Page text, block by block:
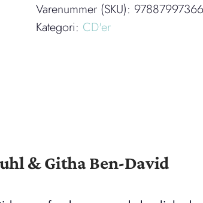
Varenummer (SKU):
Kategori: CD'er
& Githa Ben-David